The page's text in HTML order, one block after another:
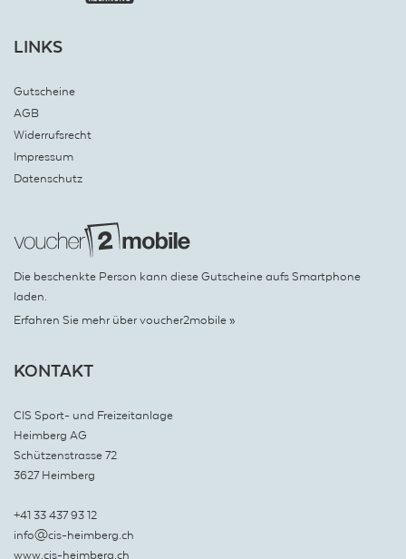
LINKS
Gutscheine
AGB
Widerrufsrecht
Impressum
Datenschutz
Die beschenkte Person kann diese Gutscheine aufs Smartphone
laden.
Erfahren Sie mehr über voucher2mobile »
KONTAKT
CIS Sport- und Freizeitanlage
Heimberg AG
Schützenstrasse 72
3627 Heimberg
+41 33 437 93 12
info@cis-heimberg.ch
www.cis-heimberg.ch